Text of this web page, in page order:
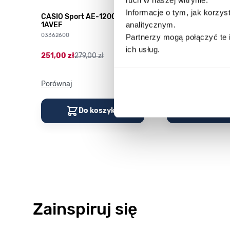
Informacje o tym, jak
analitycznym.
Partnerzy mogą połączyć
ich usług.
CASIO Sport AE-1200WHD-
1AVEF
03362600
251,00 zł279,00 zł
Porównaj
Do koszyka
Casio Sport AQ-
9DMQYES
03311457
Zainspiruj się